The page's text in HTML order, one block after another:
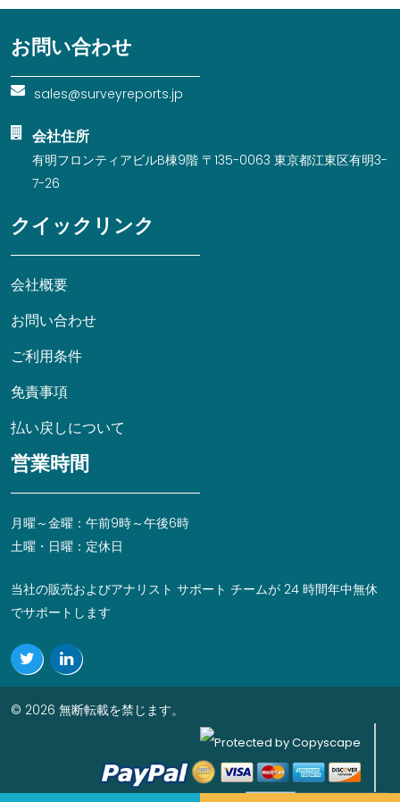
お問い合わせ
sales@surveyreports.jp
会社住所
有明フロンティアビルB棟9階 〒135-0063 東京都江東区有明3-
7-26
クイックリンク
会社概要
お問い合わせ
ご利用条件
免責事項
払い戻しについて
営業時間
月曜～金曜：午前9時～午後6時
土曜・日曜：定休日
当社の販売およびアナリスト サポート チームが 24 時間年中無休
でサポートします
© 2026 無断転載を禁じます。